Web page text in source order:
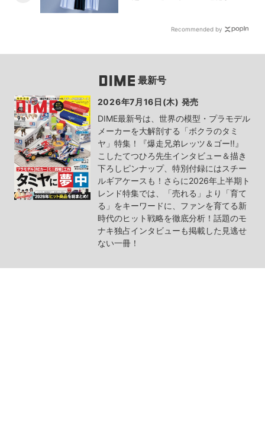
Recommended by
最新号
2026年7月16日(木) 発売
DIME最新号は、世界の模型・プラモデル
メーカーを大解剖する「ボクラのタミ
ヤ」特集！『爆走兄弟レッツ＆ゴー!!』
こしたてつひろ先生インタビュー＆描き
下ろしピンナップ、特別付録にはスチー
ルギアケースも！さらに2026年上半期ト
レンド特集では、「売れる」より「育て
る」をキーワードに、ファンを育てる新
時代のヒット戦略を徹底分析！話題のモ
ナキ独占インタビューも掲載した見逃せ
ない一冊！